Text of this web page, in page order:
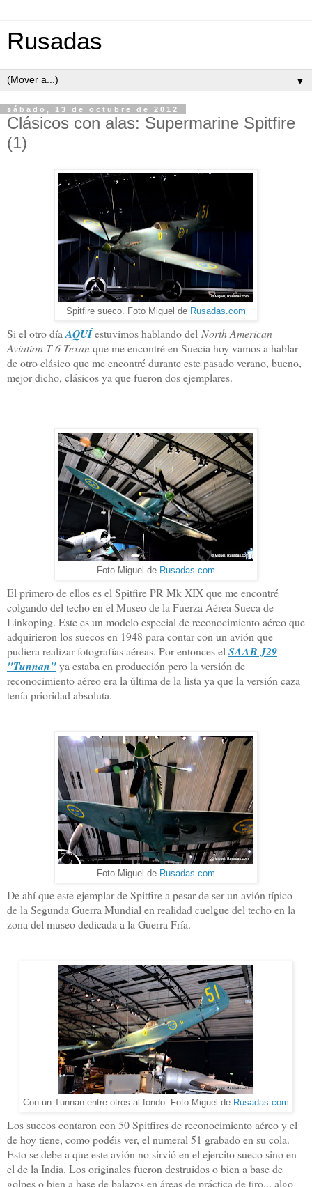
Rusadas
▼
sábado, 13 de octubre de 2012
Clásicos con alas: Supermarine Spitfire
(1)
Spitfire sueco. Foto Miguel de Rusadas.com
Si el otro día AQUÍestuvimos hablando del North American
Aviation T-6 Texanque me encontré en Suecia hoy vamos a hablar
de otro clásico que me encontré durante este pasado verano, bueno,
mejor dicho, clásicos ya que fueron dos ejemplares.
Foto Miguel de Rusadas.com
El primero de ellos es el Spitfire PR Mk XIX que me encontré
colgando del techo en el Museo de la Fuerza Aérea Sueca de
Linkoping. Este es un modelo especial de reconocimiento aéreo que
adquirieron los suecos en 1948 para contar con un avión que
pudiera realizar fotografías aéreas. Por entonces el SAAB J29
"Tunnan"ya estaba en producción pero la versión de
reconocimiento aéreo era la última de la lista ya que la versión caza
tenía prioridad absoluta.
Foto Miguel de Rusadas.com
De ahí que este ejemplar de Spitfire a pesar de ser un avión típico
de la Segunda Guerra Mundial en realidad cuelgue del techo en la
zona del museo dedicada a la Guerra Fría.
Con un Tunnan entre otros al fondo. Foto Miguel de Rusadas.com
Los suecos contaron con 50 Spitfires de reconocimiento aéreo y el
de hoy tiene, como podéis ver, el numeral 51 grabado en su cola.
Esto se debe a que este avión no sirvió en el ejercito sueco sino en
el de la India. Los originales fueron destruidos o bien a base de
golpes o bien a base de balazos en áreas de práctica de tiro... algo